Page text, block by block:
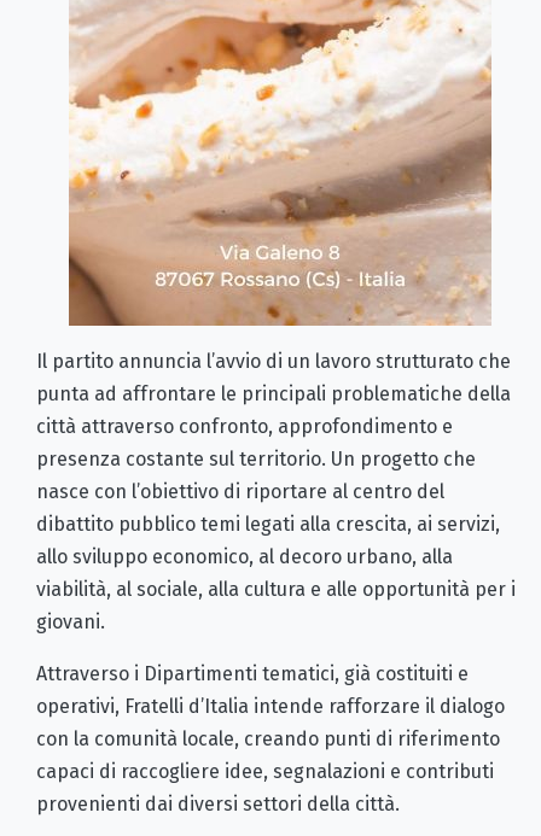
Il partito annuncia l’avvio di un lavoro strutturato che
punta ad affrontare le principali problematiche della
città attraverso confronto, approfondimento e
presenza costante sul territorio. Un progetto che
nasce con l’obiettivo di riportare al centro del
dibattito pubblico temi legati alla crescita, ai servizi,
allo sviluppo economico, al decoro urbano, alla
viabilità, al sociale, alla cultura e alle opportunità per i
giovani.
Attraverso i Dipartimenti tematici, già costituiti e
operativi, Fratelli d’Italia intende rafforzare il dialogo
con la comunità locale, creando punti di riferimento
capaci di raccogliere idee, segnalazioni e contributi
provenienti dai diversi settori della città.